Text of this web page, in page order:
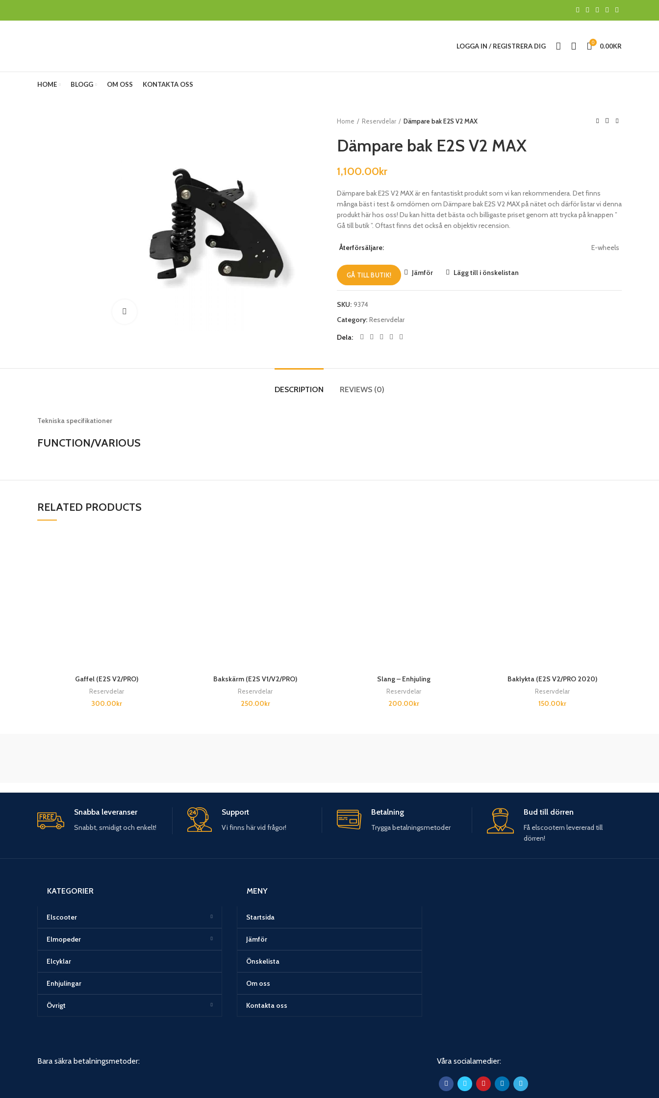
LOGGA IN / REGISTRERA DIG 0 0.00KR
HOME BLOGG OM OSS KONTAKTA OSS
Home Reservdelar Dämpare bak E2S V2 MAX
Dämpare bak E2S V2 MAX
1,100.00kr
Dämpare bak E2S V2 MAX är en fantastiskt produkt som vi kan rekommendera. Det finns
många bäst i test & omdömen om Dämpare bak E2S V2 MAX på nätet och därför listar vi denna
produkt här hos oss! Du kan hitta det bästa och billigaste priset genom att trycka på knappen ”
Gå till butik ”. Oftast finns det också en objektiv recension.
Återförsäljare: E-wheels
GÅ TILL BUTIK! Jämför Lägg till i önskelistan
SKU: 9374
Category: Reservdelar
Dela
DESCRIPTION REVIEWS (0)
Tekniska specifikationer
FUNCTION/VARIOUS
RELATED PRODUCTS
Gaffel (E2S V2/PRO)
Reservdelar
300.00kr
Bakskärm (E2S V1/V2/PRO)
Reservdelar
250.00kr
Slang – Enhjuling
Reservdelar
200.00kr
Baklykta (E2S V2/PRO 2020)
Reservdelar
150.00kr
Snabba leveranser
Snabbt, smidigt och enkelt!
Support
Vi finns här vid frågor!
Betalning
Trygga betalningsmetoder
Bud till dörren
Få elscootern levererad till
dörren!
KATEGORIER
Elscooter
Elmopeder
Elcyklar
Enhjulingar
Övrigt
MENY
Startsida
Jämför
Önskelista
Om oss
Kontakta oss
Bara säkra betalningsmetoder: Våra socialamedier: